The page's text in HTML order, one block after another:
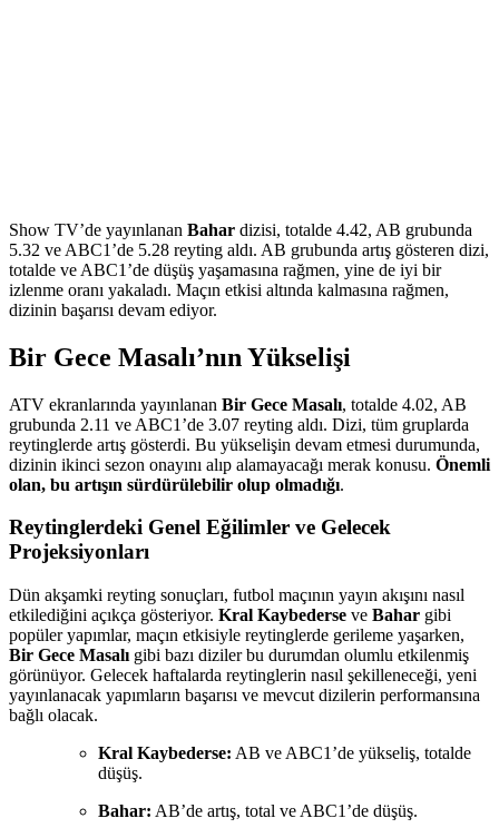
Show TV’de yayınlanan Bahar dizisi, totalde 4.42, AB grubunda
5.32 ve ABC1’de 5.28 reyting aldı. AB grubunda artış gösteren dizi,
totalde ve ABC1’de düşüş yaşamasına rağmen, yine de iyi bir
izlenme oranı yakaladı. Maçın etkisi altında kalmasına rağmen,
dizinin başarısı devam ediyor.
Bir Gece Masalı’nın Yükselişi
ATV ekranlarında yayınlanan Bir Gece Masalı, totalde 4.02, AB
grubunda 2.11 ve ABC1’de 3.07 reyting aldı. Dizi, tüm gruplarda
reytinglerde artış gösterdi. Bu yükselişin devam etmesi durumunda,
dizinin ikinci sezon onayını alıp alamayacağı merak konusu. Önemli
olan, bu artışın sürdürülebilir olup olmadığı.
Reytinglerdeki Genel Eğilimler ve Gelecek
Projeksiyonları
Dün akşamki reyting sonuçları, futbol maçının yayın akışını nasıl
etkilediğini açıkça gösteriyor. Kral Kaybederse ve Bahar gibi
popüler yapımlar, maçın etkisiyle reytinglerde gerileme yaşarken,
Bir Gece Masalı gibi bazı diziler bu durumdan olumlu etkilenmiş
görünüyor. Gelecek haftalarda reytinglerin nasıl şekilleneceği, yeni
yayınlanacak yapımların başarısı ve mevcut dizilerin performansına
bağlı olacak.
Kral Kaybederse: AB ve ABC1’de yükseliş, totalde
düşüş.
Bahar: AB’de artış, total ve ABC1’de düşüş.